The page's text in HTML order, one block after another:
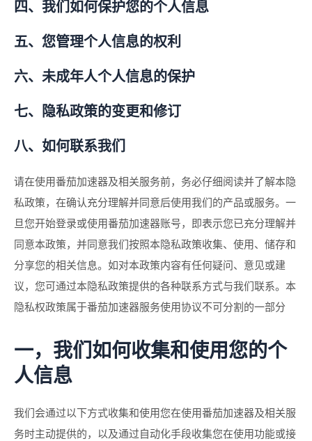
四、我们如何保护您的个人信息
五、您管理个人信息的权利
六、未成年人个人信息的保护
七、隐私政策的变更和修订
八、如何联系我们
请在使用番茄加速器及相关服务前，务必仔细阅读并了解本隐
私政策，在确认充分理解并同意后使用我们的产品或服务。一
旦您开始登录或使用番茄加速器账号，即表示您已充分理解并
同意本政策，并同意我们按照本隐私政策收集、使用、储存和
分享您的相关信息。如对本政策内容有任何疑问、意见或建
议，您可通过本隐私政策提供的各种联系方式与我们联系。本
隐私权政策属于番茄加速器服务使用协议不可分割的一部分
一，我们如何收集和使用您的个
人信息
我们会通过以下方式收集和使用您在使用番茄加速器及相关服
务时主动提供的，以及通过自动化手段收集您在使用功能或接